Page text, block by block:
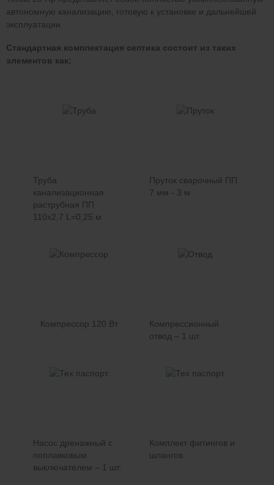
автономную канализацию, готовую к установке и дальнейшей
эксплуатации.
Стандартная комплектация септика состоит из таких
элементов как:
Труба
канализационная
раструбная ПП
110х2,7 L=0,25 м
Пруток сварочный ПП
7 мм - 3 м
Компрессор 120 Вт
Компрессионный
отвод – 1 шт.
Насос дренажный с
поплавковым
выключателем – 1 шт.
Комплект фитингов и
шлангов